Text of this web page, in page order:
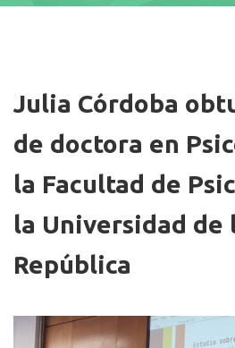
Julia Córdoba
de doctora en
la Facultad de
la Universidad de
República